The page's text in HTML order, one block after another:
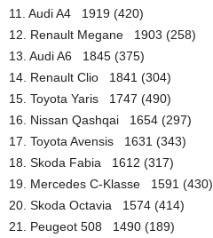
11. Audi A4 1919 (420)
12. Renault Megane 1903 (258)
13. Audi A6 1845 (375)
14. Renault Clio 1841 (304)
15. Toyota Yaris 1747 (490)
16. Nissan Qashqai 1654 (297)
17. Toyota Avensis 1631 (343)
18. Skoda Fabia 1612 (317)
19. Mercedes C-Klasse 1591 (430)
20. Skoda Octavia 1574 (414)
21. Peugeot 508 1490 (189)